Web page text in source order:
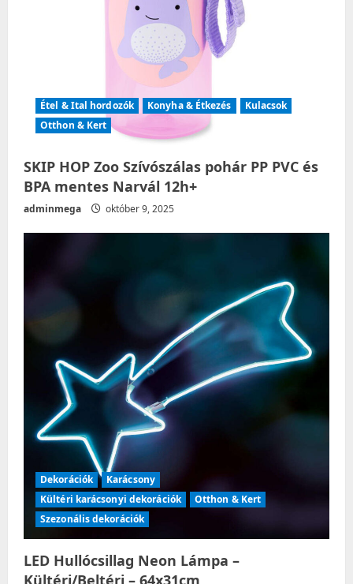
Étel & Ital hordozók Konyha & Étkezés
Kulacsok
Otthon & Kert
SKIP HOP Zoo Szívószálas pohár PP PVC és
BPA mentes Narvál 12h+
adminmega október 9, 2025
Dekorációk
Karácsony
Kültéri karácsonyi dekorációk
Otthon & Kert
Szezonális dekorációk
LED Hullócsillag Neon Lámpa –
Kültéri/Beltéri – 64x31cm